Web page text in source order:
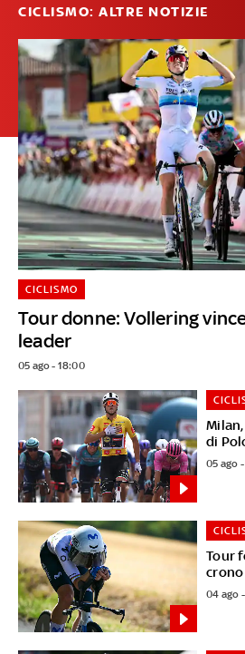
CICLISMO: ALTRE NOTIZIE
Tour donne: Vollering
leader
CICLISMO
05 ago - 18:00
di
05 ago
Tour
crono
04 ago